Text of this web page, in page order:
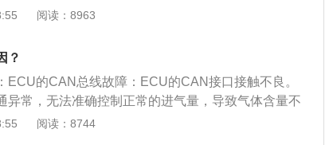
，请不要启动车辆，尽快联系救援。水温报警灯：水
危险系数相当，如果温度过高继续行驶会导致发动机
可以自行添加冷却液或纯净水应急。若出现“粘
拖车救援。
阅读：8963
？
ECU的CAN总线故障：ECU的CAN接口接触不良。
异常，无法准确控制正常的进气量，导致气体含量不
工作。燃油压力低：加上恒压性能差导致系统雾化水
阅读：8744